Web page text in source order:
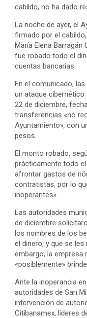
cabildo, no ha dado
La noche de ayer, el
firmado por el
María Elena Barragán
fue robado todo el
cuentas bancarias.
En el comunicado,
un ataque
22 de diciembre,
transferencias «no
Ayuntamiento», con
pesos.
El monto robado,
prácticamente todo
afrontar gastos de
contratistas, por lo
inoperantes»
Las autoridades
de diciembre
los nombres de los
el dinero, y que se
embargo, la empresa
«posiblemente»
Ante la inoperancia
autoridades de San
intervención de
Citibanamex, líderes